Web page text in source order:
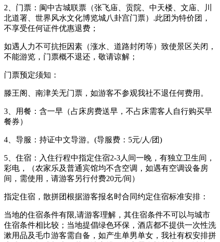
2、门票：阆中古城联票（张飞庙、贡院、中天楼、文庙、川
北道署、世界风水文化博览城八卦宫门票）.此团为特价团，
不享受任何证件优惠退费；
如遇人力不可抗拒因素（涨水、道路封闭等）致使景区关闭，
不能游览，门票概不退还，敬请谅解；
门票预定须知：
滕王阁、南津关无门票，如游客不参观我社不退任何费用。
3、用餐：含一早（占床房费送早，不占床需客人自行购买早
餐券）
4、导服：持证中文导游。(导服费：5元/人/团)
5、住宿：入住行程中指定住宿2-3人间一晚，有独立卫生间，
彩电，（农家乐及普通宾馆均不含空调，如遇有空调设备房
间，需使用，请游客另行付费20元/间）
指定住宿，散拼团根据游客报名时合同约定住宿标准安排：
当地的住宿条件有限,请游客理解，其住宿条件不可以与城市
住宿条件相比较；当地提倡绿色环保，酒店都不提供一次性洗
漱用品及毛巾游客需自备，如产生单男单女，我社有权安排拼